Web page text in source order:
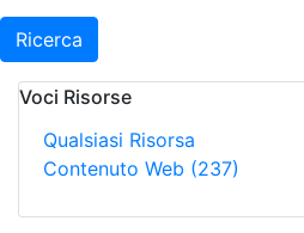
Ricerca
Voci Risorse
Qualsiasi Risorsa
Contenuto Web (237)